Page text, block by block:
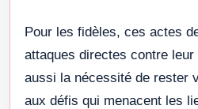
Pour les fidèles, ces actes
attaques directes contre
aussi la nécessité de rester
aux défis qui menacent les